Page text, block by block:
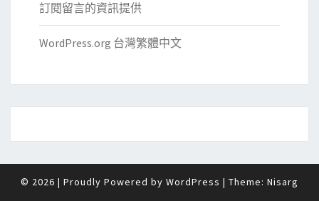
訂閱留言的資訊提供
WordPress.org 台灣繁體中文
© 2026 | Proudly Powered by WordPress | Theme: Nisarg